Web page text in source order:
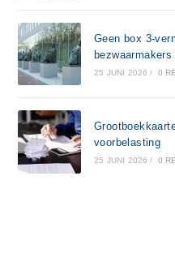
Geen box 3-
bezwaarmakers
25 JUNI 2026 / 0
voorbelasting
25 JUNI 2026 / 0